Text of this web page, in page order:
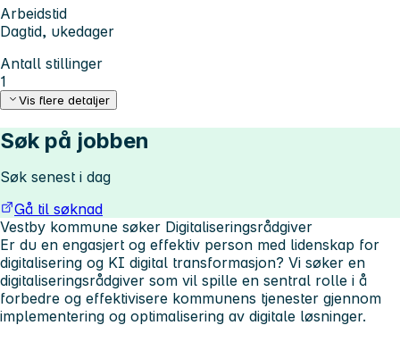
Arbeidstid
Dagtid, ukedager
Antall stillinger
1
Vis flere detaljer
Søk på jobben
Søk senest i dag
Gå til søknad
Vestby kommune søker Digitaliseringsrådgiver
Er du en engasjert og effektiv person med lidenskap for
digitalisering og KI digital transformasjon? Vi søker en
digitaliseringsrådgiver som vil spille en sentral rolle i å
forbedre og effektivisere kommunens tjenester gjennom
implementering og optimalisering av digitale løsninger.